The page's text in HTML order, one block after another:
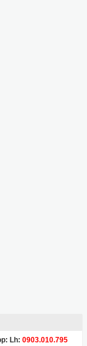
Lh: 0903.010.795